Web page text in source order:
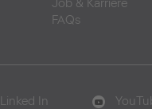
Job & Karriere
FAQs
Linked In